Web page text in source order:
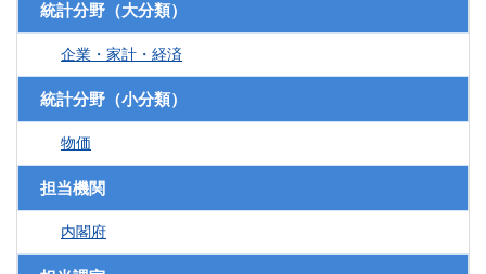
統計分野（大分類）
企業・家計・経済
統計分野（小分類）
物価
担当機関
内閣府